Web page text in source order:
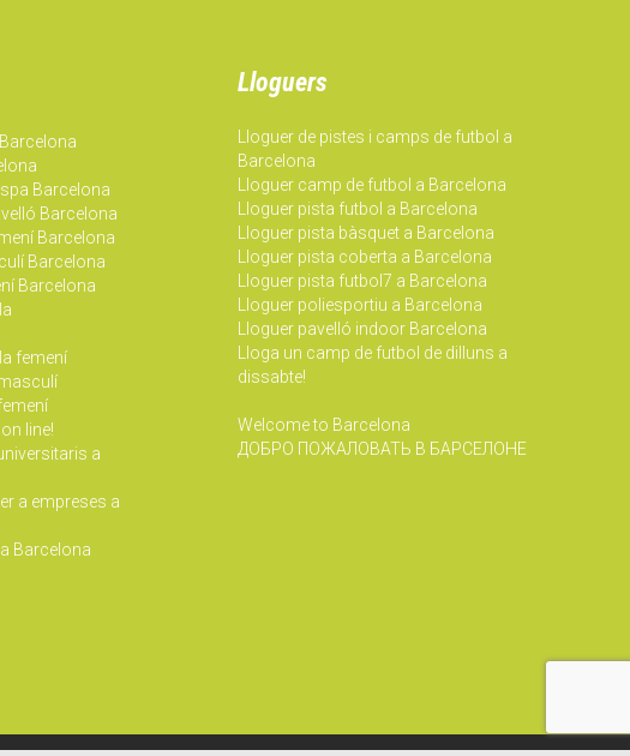
Barcelona
Barcelona
Barcelona
Barcelona
Barcelona
femení
line!
a
a empreses a
a Barcelona
Lloguers
Lloguer de pistes i camps de futbol a
Barcelona
Lloguer camp de futbol a Barcelona
Lloguer pista futbol a Barcelona
Lloguer pista bàsquet a Barcelona
Lloguer pista coberta a Barcelona
Lloguer pista futbol7 a Barcelona
Lloguer poliesportiu a Barcelona
Lloguer pavelló indoor Barcelona
Lloga un camp de futbol de dilluns a
dissabte!
Welcome to Barcelona
ДОБРО ПОЖАЛОВАТЬ В БАРСЕЛОНЕ